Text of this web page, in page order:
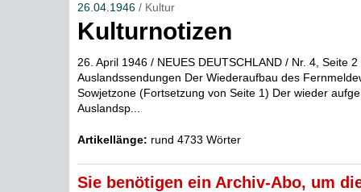
26.04.1946/ Kultur
Kulturnotizen
26. April 1946 / NEUES DEUTSCHLAND / Nr. 4, Seite
Auslandssendungen Der Wiederaufbau des
Sowjetzone (Fortsetzung von Seite 1) Der wieder
Auslandsp...
Artikellänge: rund 4733 Wörter
Sie benötigen ein Archiv-Abo, um